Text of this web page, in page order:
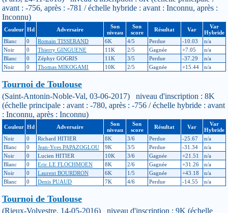
avant : -756, après : -781 / échelle hybride : avant : Inconnu, après :
Inconnu)
Couleur Hd Adversaire
Son
niveau
Son
score
Résultat Var
Var
Hybride
Blanc
0 Romain TISSERAND 6K 4/5 Perdue -10.03
n/a
Noir
0 Thierry GINGUENE 11K 2/5 Gagnée +7.05
n/a
Blanc
0 Zéphyr GOGRIS 11K 3/5 Perdue -37.29
n/a
Noir
0 Thomas MIKOGAMI 10K 2/5 Gagnée +15.44 n/a
Tournoi de Toulouse
(Saint-Antonin-Noble-Val, 03-06-2017) niveau d'inscription : 8K
(échelle principale : avant : -780, après : -756 / échelle hybride : avant
: Inconnu, après : Inconnu)
Couleur Hd Adversaire
Son
niveau
Son
score
Résultat Var
Var
Hybride
Noir
0 Richard HITIER 8K 3/6 Perdue -25.67
n/a
Blanc
0 Jean-Yves PAPAZOGLOU 9K 3/5 Perdue -31.34
n/a
Noir
0 Lucien HITIER 10K 3/6 Gagnée +21.51
n/a
Blanc
0 Eric LE FLOCHMOEN 8K 2/6 Gagnée +31.26
n/a
Noir
0 Laurent BOURDRON 6K 1/5 Gagnée +43.18
n/a
Blanc
0 Denis PUAUD 7K 4/6 Perdue -14.55 n/a
Tournoi de Toulouse
(Rieux-Volvestre, 14-05-2016) niveau d'inscription : 9K (échelle